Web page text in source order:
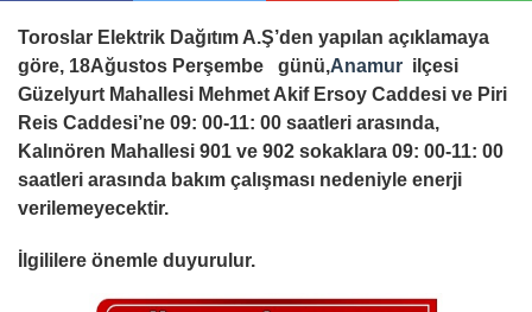
Toroslar Elektrik Dağıtım A.Ş’den yapılan açıklamaya
göre, 18Ağustos Perşembe günü,Anamur ilçesi
Güzelyurt Mahallesi Mehmet Akif Ersoy Caddesi ve Piri
Reis Caddesi’ne 09: 00-11: 00 saatleri arasında,
Kalınören Mahallesi 901 ve 902 sokaklara 09: 00-11: 00
saatleri arasında bakım çalışması nedeniyle enerji
verilemeyecektir.
İlgililere önemle duyurulur.